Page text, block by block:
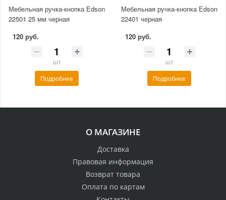
Мебельная ручка-кнопка Edson
22501 25 мм черная
120 руб.
шт
Подробнее
Мебельная ручка-кнопка Edson
22401 черная
120 руб.
шт
Подробнее
О МАГАЗИНЕ
Доставка
Правовая информация
Возврат товара
Оплата по картам